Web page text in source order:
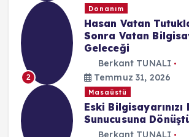
2
Donanım
Hasan Vatan
Sonra Vatan
Geleceği
Berkant TUNALI
Temmuz 31, 2026
Masaüstü
Eski
Sunucusuna
Berkant TUNALI